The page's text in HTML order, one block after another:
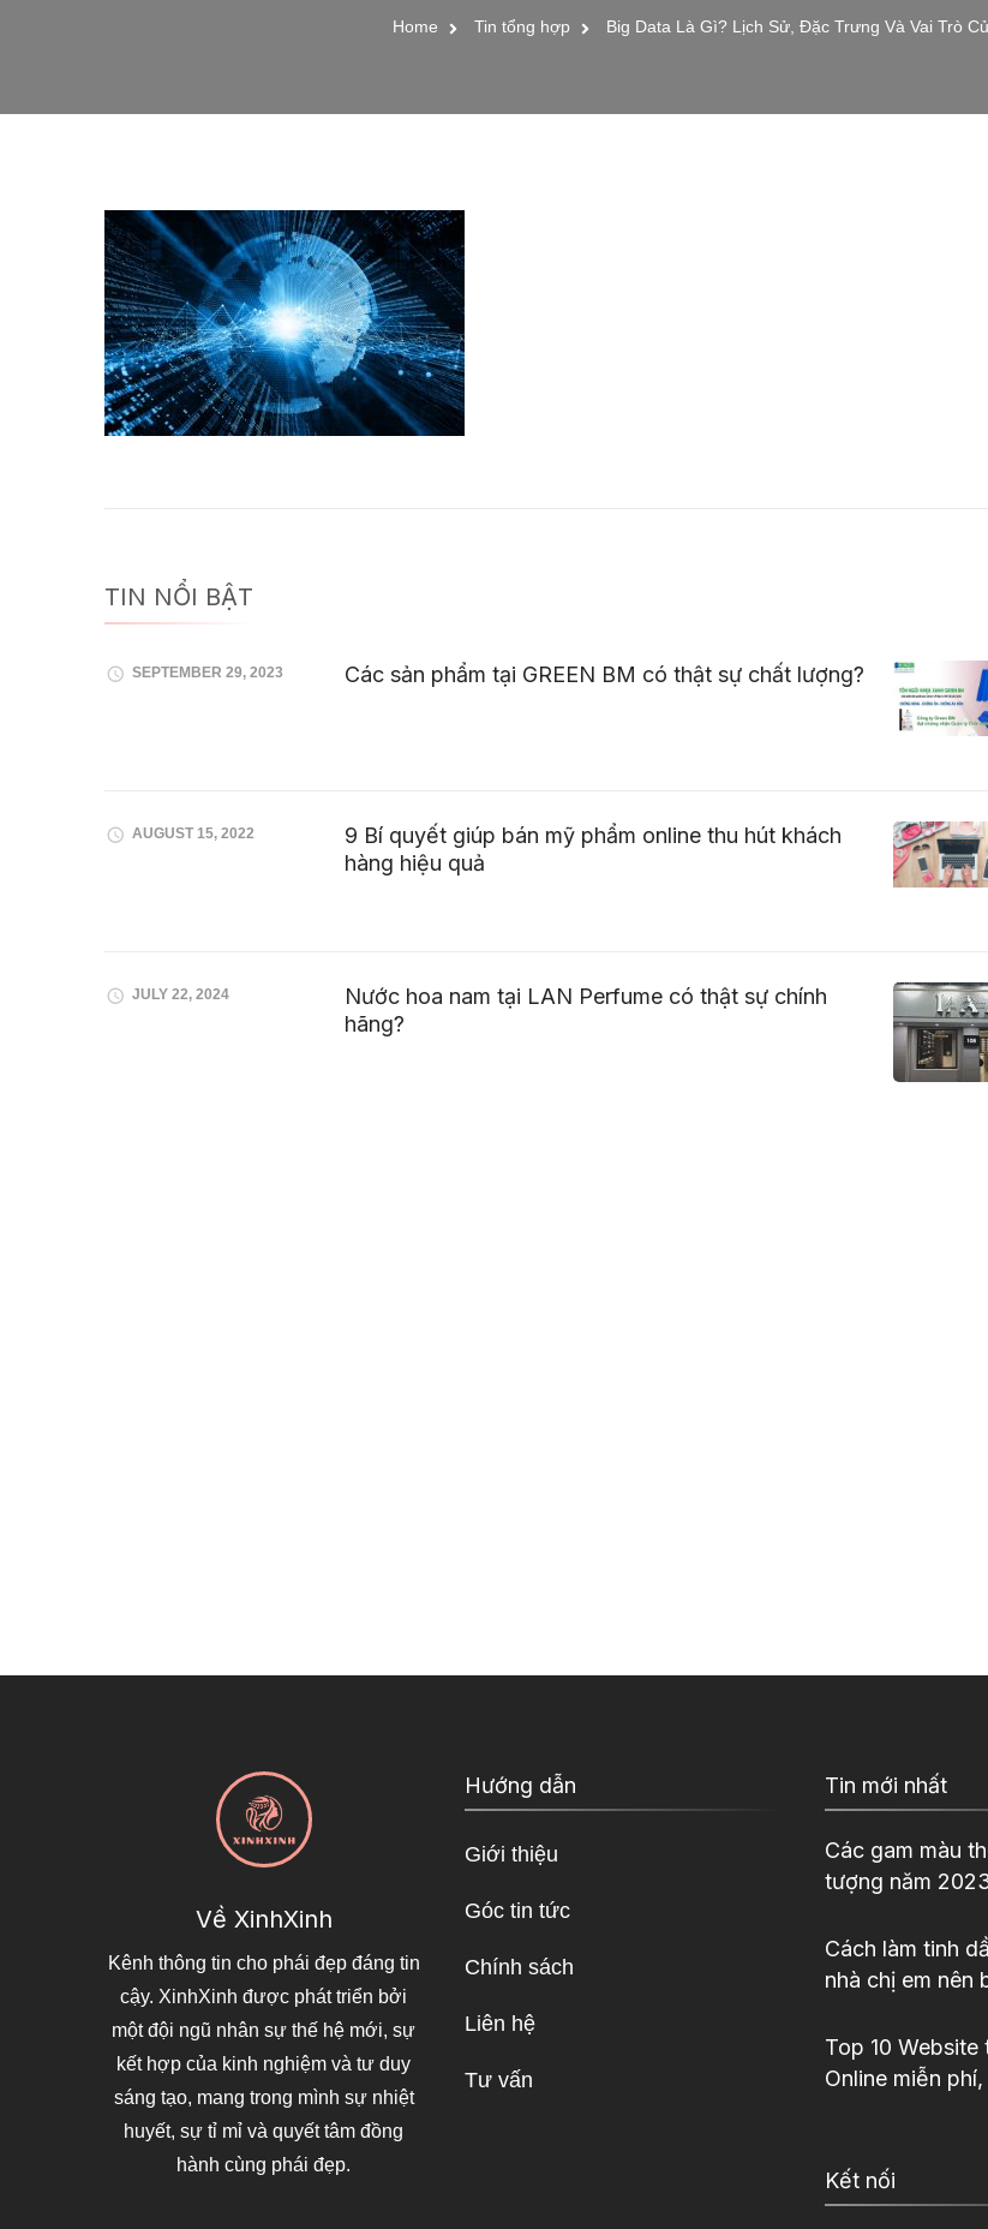
Home Tin tổng hợp Big Data Là Gì? Lịch Sử, Đặc Trưng Và Vai Trò
TIN NỔI BẬT
SEPTEMBER 29, 2023 Các sản phẩm tại GREEN BM có thật sự chất lượng?
AUGUST 15, 2022
9 Bí quyết giúp bán mỹ phẩm online thu hút khách
hàng hiệu quả
JULY 22, 2024
Nước hoa nam tại LAN Perfume có thật sự chính
hãng?
Về XinhXinh
Kênh thông tin cho phái đẹp đáng tin
cậy. XinhXinh được phát triển bởi
một đội ngũ nhân sự thế hệ mới, sự
kết hợp của kinh nghiệm và tư duy
sáng tạo, mang trong mình sự nhiệt
huyết, sự tỉ mỉ và quyết tâm đồng
hành cùng phái đẹp.
Hướng dẫn
Giới thiệu
Góc tin tức
Chính sách
Liên hệ
Tư vấn
Tin mới nhất
Các gam màu
tượng năm
Cách làm tinh
nhà chị em nên
Top 10 Website
Online miễn
Kết nối